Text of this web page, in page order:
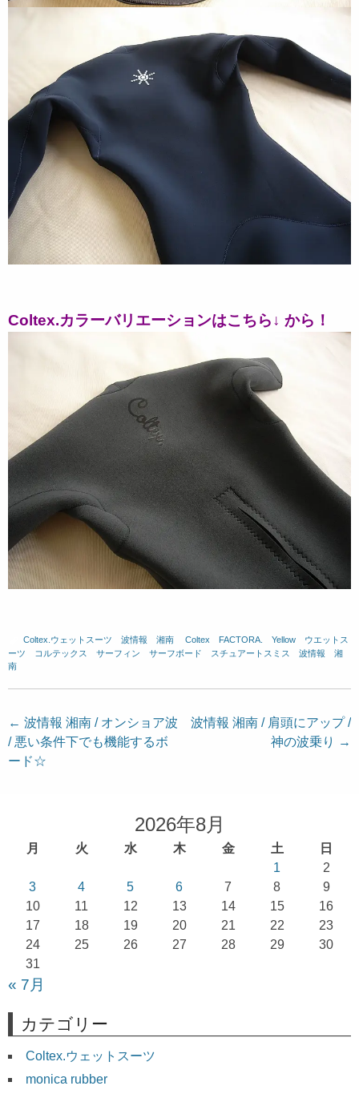
Coltex.カラーバリエーションはこちら↓ から！
Coltex.ウェットスーツ 波情報 湘南 Coltex FACTORA. Yellow
ウエットス
ーツ
コルテックス サーフィン サーフボード スチュアートスミス
波情報 湘
南
投
稿
← 波情報 湘南 / オンショア波
/ 悪い条件下でも機能するボ
ード☆
波情報 湘南 / 肩頭にアップ /
神の波乗り
→
2026年8月
月 火 水 木 金 土
日
1
2
3
4 5 6 7 8
9
10
11 12 13 14 15
16
17
18 19 20 21 22
23
24
25 26 27 28 29
30
31
« 7月
カテゴリー
Coltex.ウェットスーツ
monica rubber